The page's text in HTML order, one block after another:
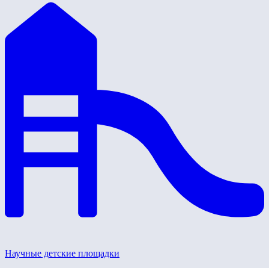
Научные детские площадки